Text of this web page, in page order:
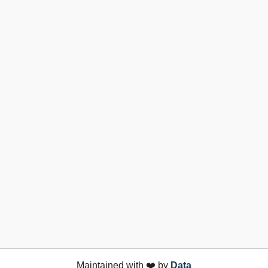
Maintained with ❤️ by Data